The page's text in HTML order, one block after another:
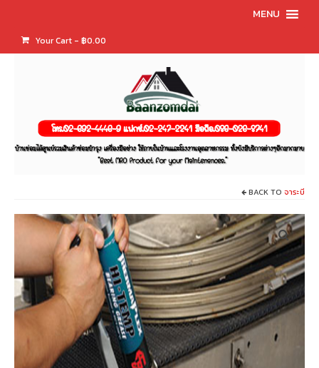
MENU
Your Cart - ฿0.00
BACK TO จาระบี